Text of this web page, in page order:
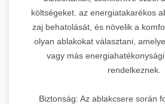
költségeket. az energiatakarékos
zaj behatolását, és növelik a
olyan ablakokat választani,
vagy más
rendelkeznek.
Biztonság: Az ablakcsere során